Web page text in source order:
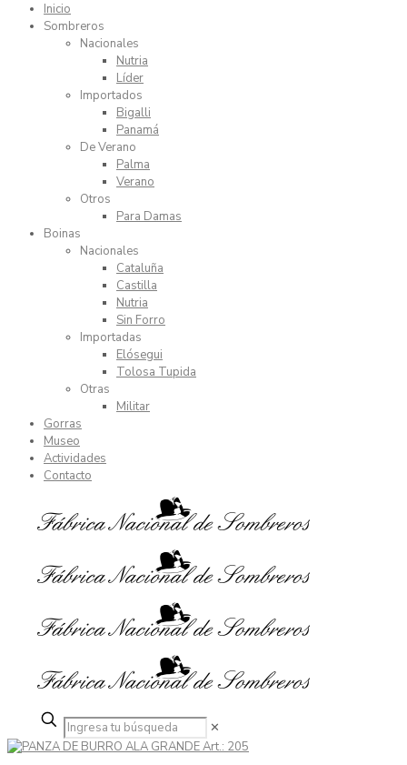
Inicio
Sombreros
Nacionales
Nutria
Líder
Importados
Bigalli
Panamá
De Verano
Palma
Verano
Otros
Para Damas
Boinas
Nacionales
Cataluña
Castilla
Nutria
Sin Forro
Importadas
Elósegui
Tolosa Tupida
Otras
Militar
Gorras
Museo
Actividades
Contacto
✕